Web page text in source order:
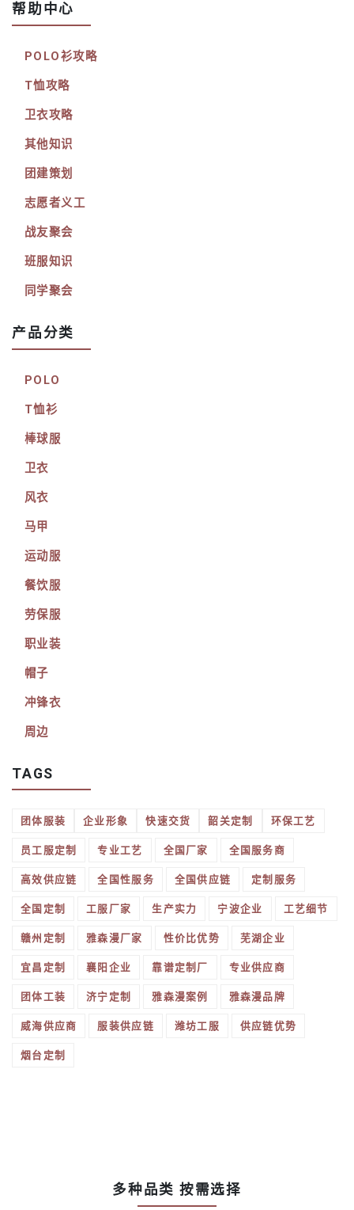
帮助中心
POLO衫攻略
T恤攻略
卫衣攻略
其他知识
团建策划
志愿者义工
战友聚会
班服知识
同学聚会
产品分类
POLO
T恤衫
棒球服
卫衣
风衣
马甲
运动服
餐饮服
劳保服
职业装
帽子
冲锋衣
周边
TAGS
团体服装 企业形象 快速交货 韶关定制 环保工艺
员工服定制 专业工艺 全国厂家 全国服务商
高效供应链 全国性服务 全国供应链 定制服务
全国定制 工服厂家 生产实力 宁波企业 工艺细节
赣州定制 雅森漫厂家 性价比优势 芜湖企业
宜昌定制 襄阳企业 靠谱定制厂 专业供应商
团体工装 济宁定制 雅森漫案例 雅森漫品牌
威海供应商 服装供应链 潍坊工服 供应链优势
烟台定制
多种品类 按需选择